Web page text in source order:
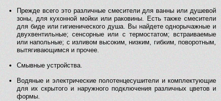
Прежде всего это различные смесители для ванны или душевой
зоны, для кухонной мойки или раковины. Есть также смесители
для биде или гигиенического душа. Вы найдете однорычажные и
двухвентильные; сенсорные или с термостатом; встраиваемые
или напольные; с изливом высоким, низким, гибким, поворотным,
вытягивающимся и прочее.
Смывные устройства.
Водяные и электрические полотенцесушители и комплектующие
для их скрытого и наружного подключения различных цветов и
формы.